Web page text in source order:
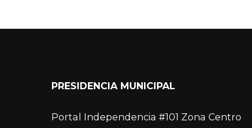
PRESIDENCIA MUNICIPAL
Portal Independencia #101 Zona Centro